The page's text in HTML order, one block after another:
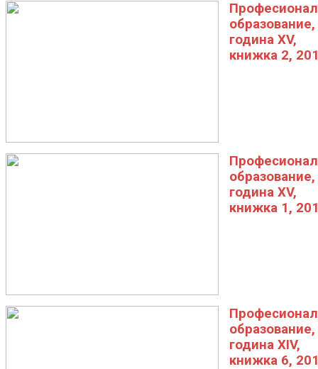
образование,
година XV,
книжка 2,
образование,
година XV,
книжка 1,
образование,
година XIV,
книжка 6,